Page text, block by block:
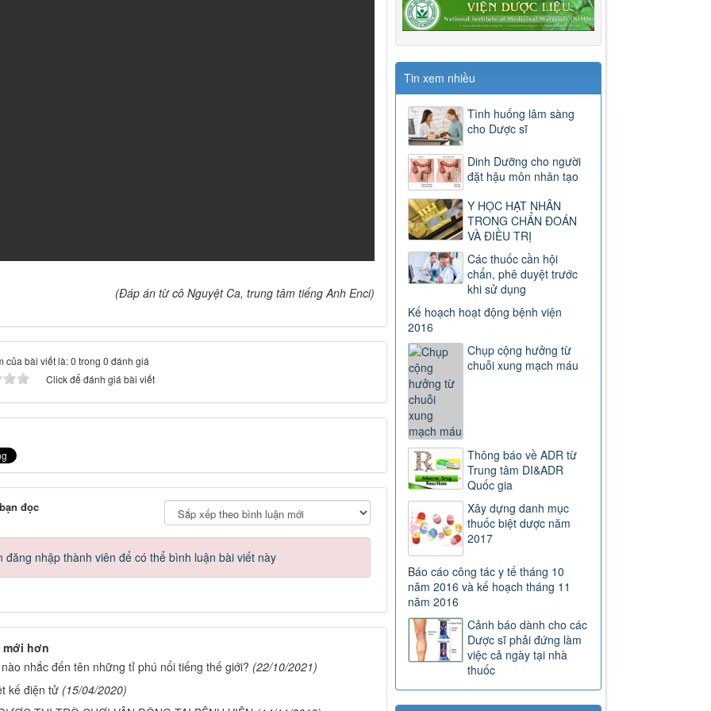
(Đáp án từ cô Nguyệt Ca, trung tâm tiếng Anh Enci)
của bài viết là: 0 trong 0 đánh giá
Click để đánh giá bài viết
đọc
đăng nhập thành viên để có thể bình luận bài viết này
hơn
nhắc đến tên những tỉ phú nổi tiếng thế giới? (22/10/2021)
kế điện tử (15/04/2020)
Tin xem nhiều
Tình huống lâm sàng
cho Dược sĩ
Dinh Dưỡng cho người
đặt hậu môn nhân tạo
Y HỌC HẠT NHÂN
TRONG CHẨN ĐOÁN
VÀ ĐIỀU TRỊ
Các thuốc cần hội
chẩn, phê duyệt trước
khi sử dụng
Kế hoạch hoạt động bệnh viện
2016
Chụp cộng hưởng từ
chuỗi xung mạch máu
Thông báo về ADR từ
Trung tâm DI&ADR
Quốc gia
Xây dựng danh mục
thuốc biệt dược năm
2017
Báo cáo công tác y tế tháng 10
năm 2016 và kế hoạch tháng 11
năm 2016
Cảnh báo dành cho các
Dược sĩ phải đứng làm
việc cả ngày tại nhà
thuốc
163/2025/NĐ-CP
Nghị định số 163/2025/NĐ-CP
một số điều và biện pháp để tổ
chức, hướng dẫn thi hành Luật
Dược
Lượt xem:2913 | lượt tải:0
3468
Hướng dẫn tạm thời giám sát và
phòng, chống COVID-19
Lượt xem:4547 | lượt tải:1010
TT-52/2017-BYT
THÔNG TƯ QUY ĐỊNH VỀ ĐƠN
THUỐC VÀ VIỆC KÊ ĐƠN
THUỐC HÓA DƯỢC, SINH
PHẨM TRONG ĐIỀU TRỊ
NGOẠI TRÚ
Lượt xem:8019 | lượt tải:1383
51/2017/TT-BYT
THÔNG TƯ HƯỚNG DẪN
PHÒNG, CHẨN ĐOÁN VÀ XỬ
TRÍ PHẢN VỆ
Lượt xem:11758 | lượt tải:2328
43-2007-QĐ-BYT
QUYẾT ĐỊNH 43-2007-QĐ-BYT